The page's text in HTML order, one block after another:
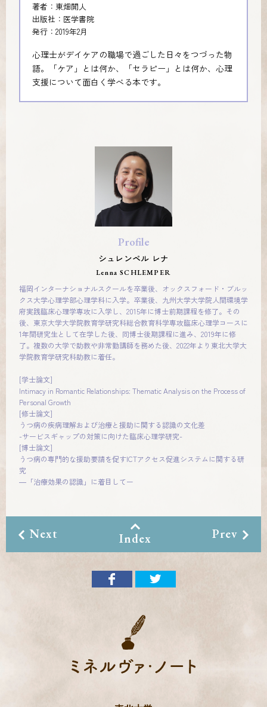
著者：東畑開人
出版社：医学書院
発行：2019年2月
心理士がデイケアの職場で過ごした日々をつづった物
語。「ケア」とは何か、「セラピー」とは何か、心理
支援について面白く学べる本です。
Profile
シュレンペル レナ
Lenna SCHLEMPER
福岡インターナショナルスクールを卒業後、オックスフォード・ブルッ
クス大学心理学部心理学科に入学。卒業後、九州大学大学院人間環境学
府実践臨床心理学専攻に入学し、2015年に博士前期課程を修了。その
後、東京大学大学院教育学研究科総合教育科学専攻臨床心理学コースに
1年間研究生として在学した後、同博士後期課程に進み、2019年に修
了。複数の大学で助教や非常勤講師を務めた後、2022年より東北大学大
学院教育学研究科助教に着任。
[学士論文]
Intimacy in Romantic Relationships: Thematic Analysis on the Process of
Personal Growth
[修士論文]
うつ病の疾病理解および治療と援助に関する認識の文化差
-サービスギャップの対策に向けた臨床心理学研究-
[博士論文]
うつ病の専門的な援助要請を促すICTアクセス促進システムに関する研
究
―「治療効果の認識」に着目してー
Next Index Prev